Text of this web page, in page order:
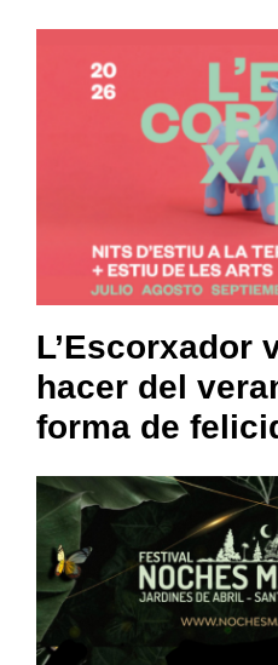
L’Escorxador
hacer del
forma de